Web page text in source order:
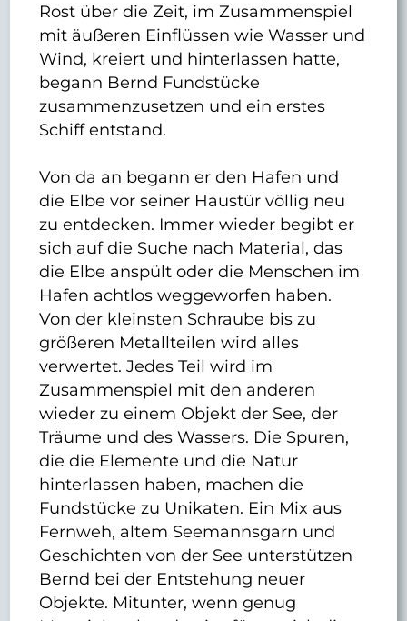
Rost über die Zeit, im Zusammenspiel
mit äußeren Einflüssen wie Wasser und
Wind, kreiert und hinterlassen hatte,
begann Bernd Fundstücke
zusammenzusetzen und ein erstes
Schiff entstand.
Von da an begann er den Hafen und
die Elbe vor seiner Haustür völlig neu
zu entdecken. Immer wieder begibt er
sich auf die Suche nach Material, das
die Elbe anspült oder die Menschen im
Hafen achtlos weggeworfen haben.
Von der kleinsten Schraube bis zu
größeren Metallteilen wird alles
verwertet. Jedes Teil wird im
Zusammenspiel mit den anderen
wieder zu einem Objekt der See, der
Träume und des Wassers. Die Spuren,
die die Elemente und die Natur
hinterlassen haben, machen die
Fundstücke zu Unikaten. Ein Mix aus
Fernweh, altem Seemannsgarn und
Geschichten von der See unterstützen
Bernd bei der Entstehung neuer
Objekte. Mitunter, wenn genug